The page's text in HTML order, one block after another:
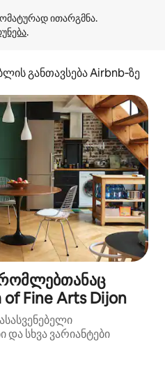
.
განთავსება Airbnb‑ზე
Fine Arts Dijon
სხვა ვარიანტები